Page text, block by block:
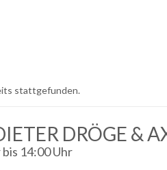
stattgefunden.
DRÖGE &
bis 14:00 Uhr